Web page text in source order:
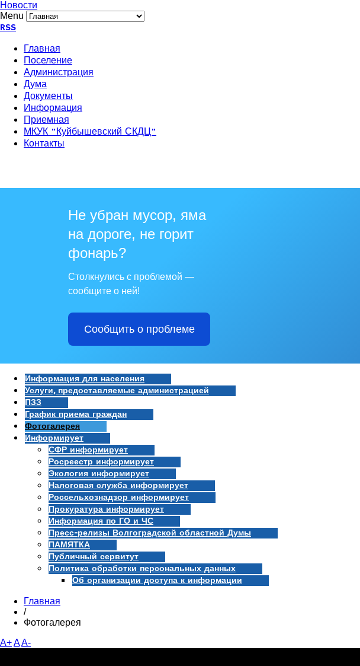
Новости
Menu
RSS
Главная
Поселение
Администрация
Дума
Документы
Информация
Приемная
МКУК "Куйбышевский СКДЦ"
Контакты
Не убран мусор, яма
на дороге, не горит
фонарь?
Столкнулись с проблемой —
сообщите о ней!
Сообщить о проблеме
Информация для населения
Услуги, предоставляемые администрацией
ПЗЗ
График приема граждан
Фотогалерея
Информирует
СФР информирует
Росреестр информирует
Экология информирует
Налоговая служба информирует
Россельхознадзор информирует
Прокуратура информирует
Информация по ГО и ЧС
Пресс-релизы Волгоградской областной Думы
ПАМЯТКА
Публичный сервитут
Политика обработки персональных данных
Об организации доступа к информации
Главная
/
Фотогалерея
A+AA-